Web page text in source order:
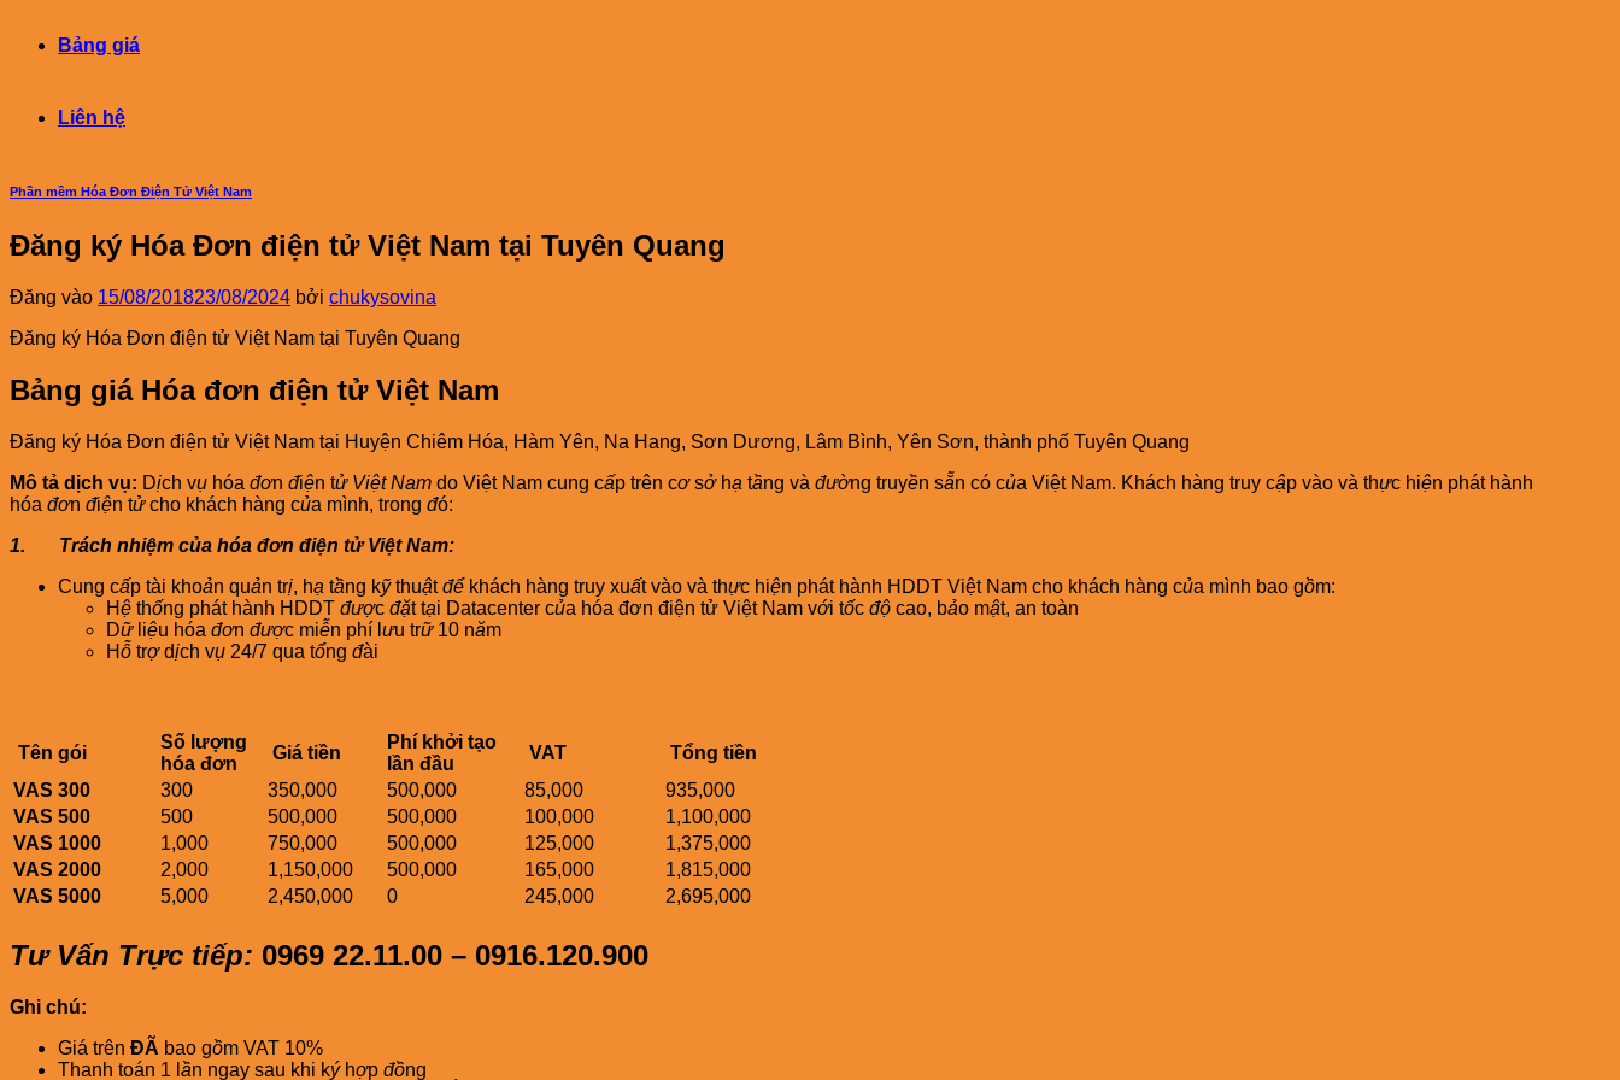
Bảng giá
Liên hệ
Phần mềm Hóa Đơn Điện Tử Việt Nam
Đăng ký Hóa Đơn điện tử Việt Nam tại Tuyên Quang
Đăng vào 15/08/201823/08/2024 bởi chukysovina
Đăng ký Hóa Đơn điện tử Việt Nam tại Tuyên Quang
Bảng giá Hóa đơn điện tử Việt Nam
Đăng ký Hóa Đơn điện tử Việt Nam ​tại Huyện Chiêm Hóa, Hàm Yên‎, Na Hang, Sơn Dương, Lâm Bình, Yên Sơn‎, thành phố Tuyên Quang
Mô tả dịch vụ: Dịch vụ hóa đơn điện tử Việt Nam do Việt Nam cung cấp trên cơsở hạ tầng và đường truyền sẵn có của Việt Nam. Khách hàng truy cập vào và thực hiện phát hành
hóa đơn điện tửcho khách hàng của mình, trong đó:
1. Trách nhiệm của hóa đơn điện tử Việt Nam:
Cung cấp tài khoản quản trị, hạ tầng kỹthuậtđể khách hàng truy xuất vào và thực hiện phát hành HDDT Việt Nam cho khách hàng của mình bao gồm:
Hệ thống phát hành HDDT được đặt tại Datacenter của hóa đơn điện tử Việt Nam với tốc độ cao, bảo mật, an toàn
Dữ liệu hóa đơn được miễn phí l ưu trữ 10 năm
Hỗ trợdịch vụ 24/7 qua tổng đài
Tên gói
Số lượng
hóa đơn
Giá tiền
Phí khởi tạo
lần đầu
VAT
Tổng tiền
VAS 300
300 350,000 500,000 85,000
935,000
VAS 500
500 500,000 500,000 100,000
1,100,000
VAS 1000
1,000 750,000 500,000 125,000
1,375,000
VAS 2000
2,000 1,150,000 500,000 165,000
1,815,000
VAS 5000
5,000 2,450,000 0 245,000 2,695,000
Tư Vấn Trực tiếp: 0969 22.11.00 – 0916.120.900
Ghi chú:
Giá trên ĐÃ bao gồm VAT 10%
Thanh toán 1 l ần ngay sau khi ký hợp đồng